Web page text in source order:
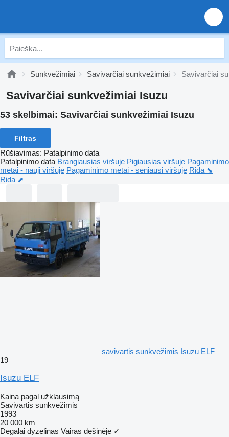
Sunkvežimiai Savivarčiai sunkvežimiai Savivarčiai
Savivarčiai sunkvežimiai Isuzu
53 skelbimai: Savivarčiai sunkvežimiai Isuzu
Filtras
Rūšiavimas: Patalpinimo data
Patalpinimo data Brangiausias viršuje Pigiausias viršuje Pagaminimo
metai - nauji viršuje Pagaminimo metai - seniausi viršuje Rida ⬊
Rida ⬈
savivartis sunkvežimis Isuzu ELF
19
Isuzu ELF
Kaina pagal užklausimą
Savivartis sunkvežimis
1993
20 000 km
Degalai dyzelinas Vairas dešinėje ✓